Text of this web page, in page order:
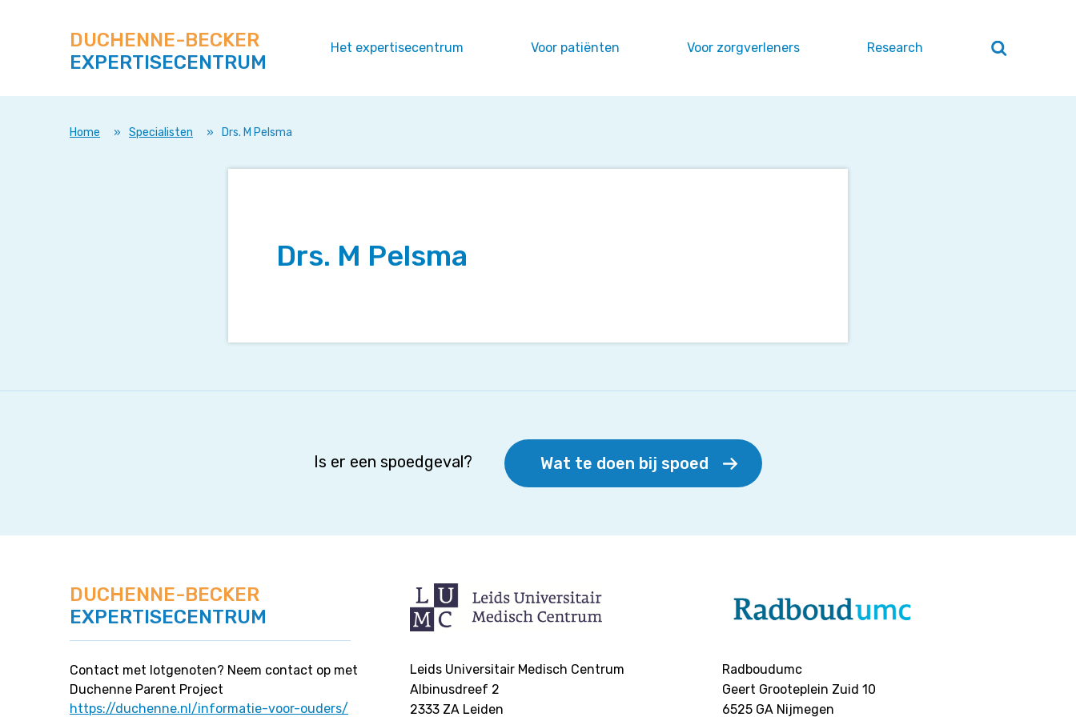
naar
content
deze
site
DUCHENNE-BECKER
EXPERTISECENTRUM
Het expertisecentrum Voor patiënten Voor zorgverleners Research Zoeken
sluiten
Home » Specialisten » Drs. M Pelsma
Drs. M Pelsma
Is er een spoedgeval? Wat te doen bij spoed
DUCHENNE-BECKER
EXPERTISECENTRUM
Contact met lotgenoten? Neem contact op met
Duchenne Parent Project
https://duchenne.nl/informatie-voor-ouders/
Leids Universitair Medisch Centrum
Albinusdreef 2
2333 ZA Leiden
Radboudumc
Geert Grooteplein Zuid 10
6525 GA Nijmegen